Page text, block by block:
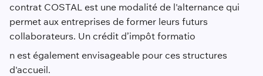
contrat COSTAL est une modalité de l'alternance qui
permet aux entreprises de former leurs futurs
collaborateurs. Un crédit d’impôt formatio
n est également envisageable pour ces structures
d'accueil.